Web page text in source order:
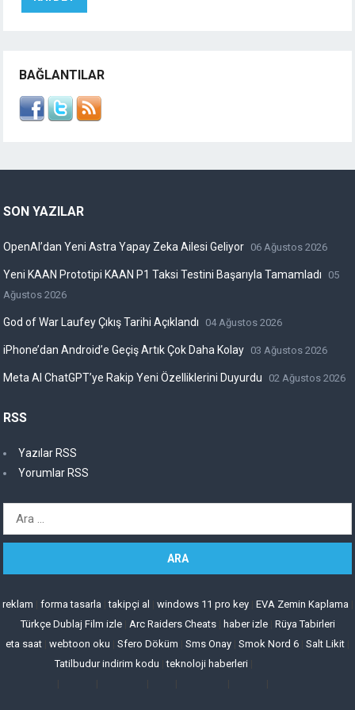
BAĞLANTILAR
SON YAZILAR
OpenAI’dan Yeni Astra Yapay Zeka Ailesi Geliyor 06 Ağustos 2026
Yeni KAAN Prototipi KAAN P1 Taksi Testini Başarıyla Tamamladı
05
Ağustos 2026
God of War Laufey Çıkış Tarihi Açıklandı 04 Ağustos 2026
iPhone’dan Android’e Geçiş Artık Çok Daha Kolay 03 Ağustos 2026
Meta AI ChatGPT’ye Rakip Yeni Özelliklerini Duyurdu 02 Ağustos 2026
RSS
Yazılar RSS
Yorumlar RSS
Arama:
reklam forma tasarla |takipçi al windows 11 pro key| EVA Zemin Kaplama
Türkçe Dublaj Film izle| Arc Raiders Cheats| haber izle| Rüya Tabirleri
eta saat webtoon oku Sfero Döküm Sms Onay Smok Nord 6 Salt Likit
Tatilbudur indirim kodu |teknoloji haberleri|